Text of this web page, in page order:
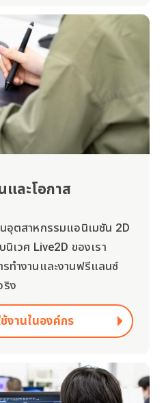
และโอกาส
อุตสาหกรรมแอนิเมชัน 2D
นิเวศ Live2D ของเรา
รทำงานและงานฟรีแลนซ์
ริง
งานในองค์กร